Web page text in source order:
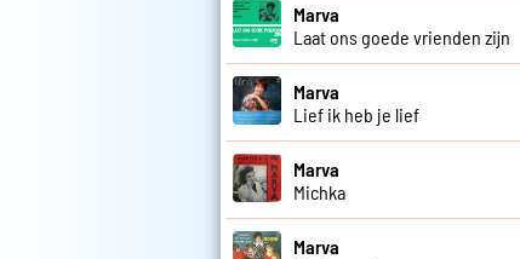
Marva
Laat ons goede vrienden zijn
Marva
Lief ik heb je lief
Marva
Michka
Marva